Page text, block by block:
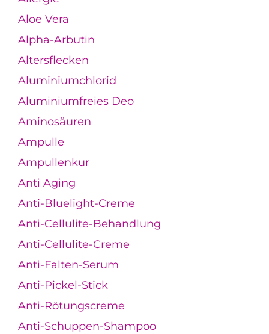
Aloe Vera
Alpha-Arbutin
Altersflecken
Aluminiumchlorid
Aluminiumfreies Deo
Aminosäuren
Ampulle
Ampullenkur
Anti Aging
Anti-Bluelight-Creme
Anti-Cellulite-Behandlung
Anti-Cellulite-Creme
Anti-Falten-Serum
Anti-Pickel-Stick
Anti-Rötungscreme
Anti-Schuppen-Shampoo